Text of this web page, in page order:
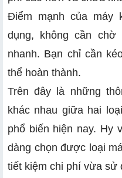
Điểm mạnh của máy
dụng, không cần
nhanh. Bạn chỉ cần
thể hoàn thành.
Trên đây là những
khác nhau giữa hai
phổ biến hiện nay. Hy
dàng chọn được loại
tiết kiệm chi phí vừa sử